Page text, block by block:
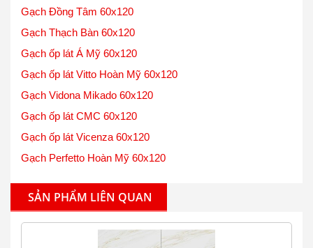
Gạch Đồng Tâm 60x120
Gạch Thạch Bàn 60x120
Gạch ốp lát Á Mỹ 60x120
Gạch ốp lát Vitto Hoàn Mỹ 60x120
Gạch Vidona Mikado 60x120
Gạch ốp lát CMC 60x120
Gạch ốp lát Vicenza 60x120
Gạch Perfetto Hoàn Mỹ 60x120
SẢN PHẨM LIÊN QUAN